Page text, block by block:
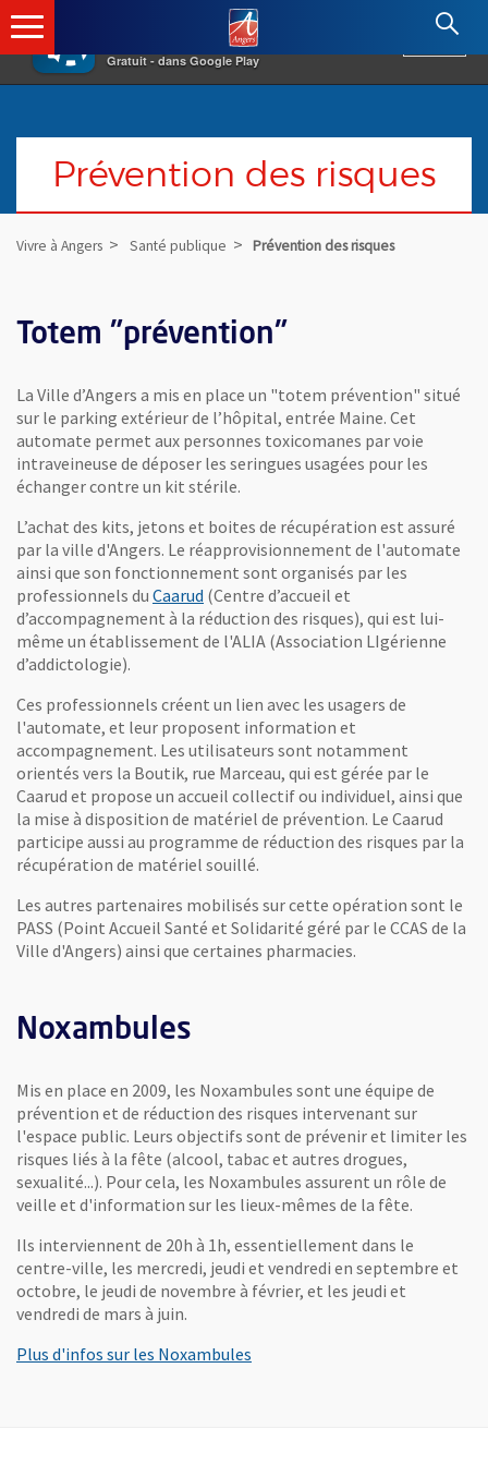
×
Gratuit - dans Google Play
Angers.fr : Retour à l'accueil
Prévention des risques
Vivre à Angers Santé publique Prévention des risques
Totem "prévention"
La Ville d’Angers a mis en place un "totem prévention" situé
sur le parking extérieur de l’hôpital, entrée Maine. Cet
automate permet aux personnes toxicomanes par voie
intraveineuse de déposer les seringues usagées pour les
échanger contre un kit stérile.
L’achat des kits, jetons et boites de récupération est assuré
par la ville d'Angers. Le réapprovisionnement de l'automate
ainsi que son fonctionnement sont organisés par les
professionnels du Caarud , Ouvre une nouvelle fenêtre
(Centre d’accueil et
d’accompagnement à la réduction des risques), qui est lui-
même un établissement de l'ALIA (Association LIgérienne
d’addictologie).
Ces professionnels créent un lien avec les usagers de
l'automate, et leur proposent information et
accompagnement. Les utilisateurs sont notamment
orientés vers la Boutik, rue Marceau, qui est gérée par le
Caarud et propose un accueil collectif ou individuel, ainsi que
la mise à disposition de matériel de prévention. Le Caarud
participe aussi au programme de réduction des risques par la
récupération de matériel souillé.
Les autres partenaires mobilisés sur cette opération sont le
PASS (Point Accueil Santé et Solidarité géré par le CCAS de la
Ville d'Angers) ainsi que certaines pharmacies.
Noxambules
Mis en place en 2009, les Noxambules sont une équipe de
prévention et de réduction des risques intervenant sur
l'espace public. Leurs objectifs sont de prévenir et limiter les
risques liés à la fête (alcool, tabac et autres drogues,
sexualité...). Pour cela, les Noxambules assurent un rôle de
veille et d'information sur les lieux-mêmes de la fête.
Ils interviennent de 20h à 1h, essentiellement dans le
centre-ville, les mercredi, jeudi et vendredi en septembre et
octobre, le jeudi de novembre à février, et les jeudi et
vendredi de mars à juin.
Plus d'infos sur les Noxambules